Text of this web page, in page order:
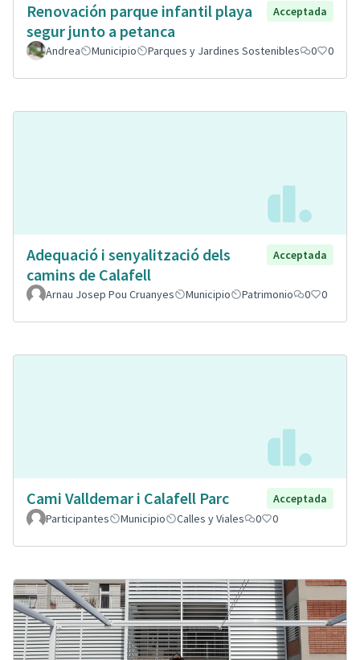
Renovación parque infantil playa
segur junto a petanca
Acceptada
Andrea Municipio Parques y Jardines Sostenibles 0 0
Adequació i senyalització dels
camins de Calafell
Acceptada
Arnau Josep Pou Cruanyes Municipio Patrimonio 0 0
Cami Valldemar i Calafell Parc
Acceptada
Participantes
Municipio Calles y Viales 0 0